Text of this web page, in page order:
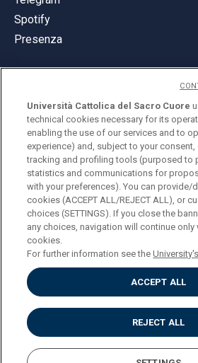
Spotify
Presenza
© Università Cattolica del Sacro
Largo A. Gemelli 1, 20123 Milano
PI 02133120150
ENGLISH
Privacy
Accessibilità
Cookies
Impostazione Cookies
Università Cattolica del Sacro Cuore
technical cookies necessary for its
enabling the use of our services and to
experience) and, subject to your
tracking and profiling tools (purposed to
statistics and communications for
with your preferences). You can provide/
cookies (ACCEPT ALL/REJECT ALL), or
choices (SETTINGS). If you close the
any choices, navigation will continue only
cookies.
For further information see the
ACCEPT ALL
REJECT ALL